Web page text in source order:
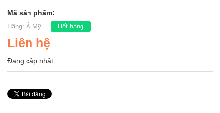
Mã sản phẩm:
Hãng: Á Mỹ Hết hàng
Liên hệ
Đang cập nhật